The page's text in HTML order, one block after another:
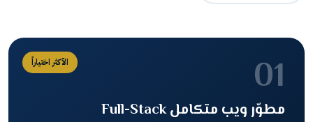
الأكثر اختياراً 01
مطوّر ويب متكامل Full-Stack